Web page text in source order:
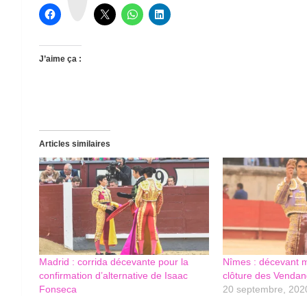
J’aime ça :
Articles similaires
Madrid : corrida décevante pour la
confirmation d’alternative de Isaac
Fonseca
Nîmes : décevant
clôture des
20 septembre,